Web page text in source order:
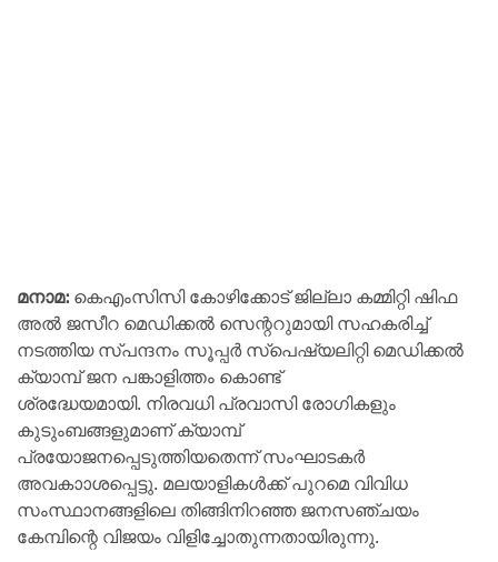
മനാമ:കെഎംസിസി കോഴിക്കോട് ജില്ലാ കമ്മിറ്റി ഷിഫ
അല്‍ ജസീറ മെഡിക്കല്‍ സെന്ററുമായി സഹകരിച്ച്
നടത്തിയ സ്പന്ദനം സൂപ്പർ സ്പെഷ്യലിറ്റി മെഡിക്കൽ
ക്യാമ്പ് ജന പങ്കാളിത്തം കൊണ്ട്
ശ്രദ്ധേയമായി. നിരവധി പ്രവാസി രോഗികളും
കുടുംബങ്ങളുമാണ് ക്യാമ്പ്
പ്രയോജനപ്പെടുത്തിയതെന്ന് സംഘാടകർ
അവകാാശപ്പെട്ടു. മലയാളികൾക്ക് പുറമെ വിവിധ
സംസ്ഥാനങ്ങളിലെ തിങ്ങിനിറഞ്ഞ ജനസഞ്ചയം
കേമ്പിന്റെ വിജയം വിളിച്ചോതുന്നതായിരുന്നു.